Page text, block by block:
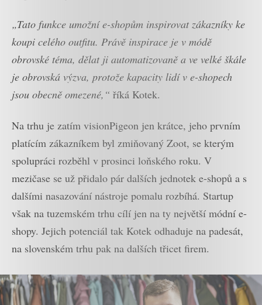
„Tato funkce umožní e-shopům inspirovat zákazníky ke
koupi celého outfitu. Právě inspirace je v módě
obrovské téma, dělat ji automatizovaně a ve velké škále
je obrovská výzva, protože kapacity lidí v e-shopech
jsou obecně omezené,“ říká Kotek.
Na trhu je zatím visionPigeon jen krátce, jeho prvním
platícím zákazníkem byl zmiňovaný Zoot, se kterým
spolupráci rozběhl v prosinci loňského roku. V
mezičase se už přidalo pár dalších jednotek e-shopů a s
dalšími nasazování nástroje pomalu rozbíhá. Startup
však na tuzemském trhu cílí jen na ty největší módní e-
shopy. Jejich potenciál tak Kotek odhaduje na padesát,
na slovenském trhu pak na dalších třicet firem.